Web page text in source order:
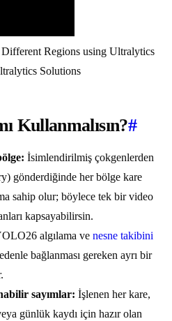
Regions using Ultralytics
Solutions
Kullanmalısın?#
İsimlendirilmiş çokgenlerden
gönderdiğinde her bölge kare
sahip olur; böylece tek bir video
kapsayabilirsin.
algılama ve nesne takibini
bağlanması gereken ayrı bir
sayımlar: İşlenen her kare,
günlük kaydı için hazır olan